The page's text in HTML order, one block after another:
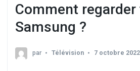
Comment
Samsung ?
par Télévision 7 octobre 2022